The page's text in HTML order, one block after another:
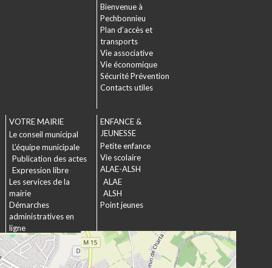
Bienvenue à
Pechbonnieu
Plan d’accès et
transports
Vie associative
Vie économique
Sécurité Prévention
Contacts utiles
VOTRE MAIRIE
Le conseil municipal
L’équipe municipale
Publication des actes
Expression libre
Les services de la
mairie
Démarches
administratives en
ligne
Formulaires
Marchés publics
ENFANCE &
JEUNESSE
Petite enfance
Vie scolaire
ALAE-ALSH
ALAE
ALSH
Point jeunes
SOCIAL &
SOLIDARITÉ